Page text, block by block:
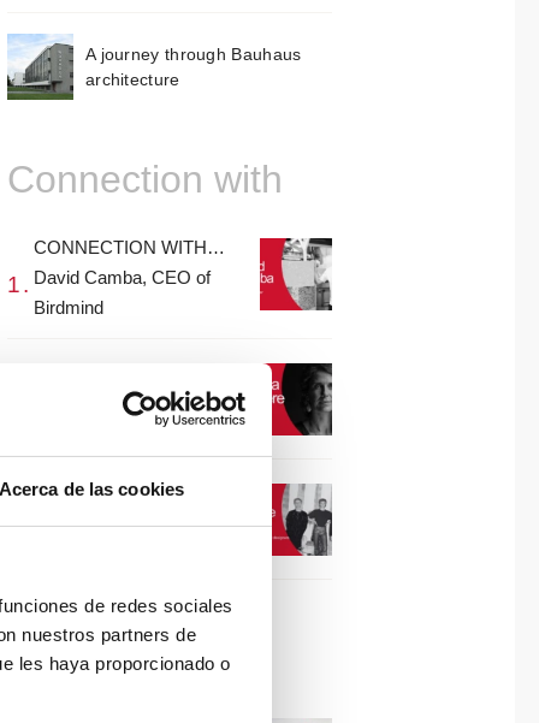
de las cookies
de redes sociales
nuestros partners de
les haya proporcionado o
A journey through Bauhaus
architecture
Connection with
CONNECTION WITH…
David Camba, CEO of
Birdmind
CONNECTION WITH…
ESPACE AYGO
Collaborations